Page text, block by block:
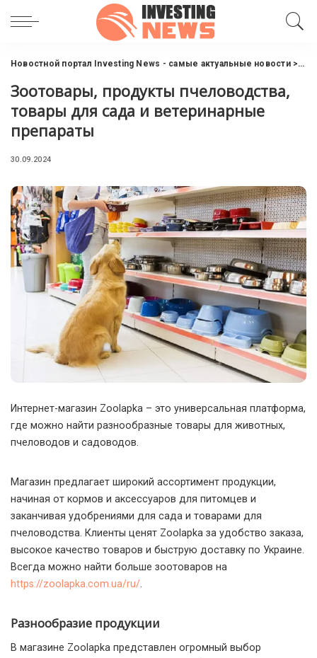
Новостной портал Investing News - самые актуальные новости>
Зоотовары, продукты пчеловодства,
товары для сада и ветеринарные
препараты
30.09.2024
Интернет-магазин Zoolapka – это универсальная платформа,
где можно найти разнообразные товары для животных,
пчеловодов и садоводов.
Магазин предлагает широкий ассортимент продукции,
начиная от кормов и аксессуаров для питомцев и
заканчивая удобрениями для сада и товарами для
пчеловодства. Клиенты ценят Zoolapka за удобство заказа,
высокое качество товаров и быструю доставку по Украине.
Всегда можно найти больше зоотоваров на
https://zoolapka.com.ua/ru/.
Разнообразие продукции
В магазине Zoolapka представлен огромный выбор